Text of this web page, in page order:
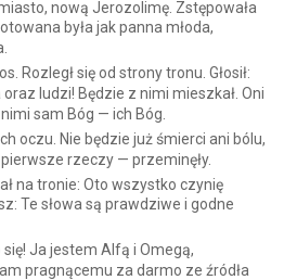
nową Jerozolimę. Zstępowała
była jak panna młoda,
Rozległ się od strony tronu. Głosił:
ludzi! Będzie z nimi mieszkał. Oni
sam Bóg — ich Bóg.
oczu. Nie będzie już śmierci ani bólu,
rzeczy — przeminęły.
na tronie: Oto wszystko czynię
Te słowa są prawdziwe i godne
się! Ja jestem Alfą i Omegą,
pragnącemu za darmo ze źródła